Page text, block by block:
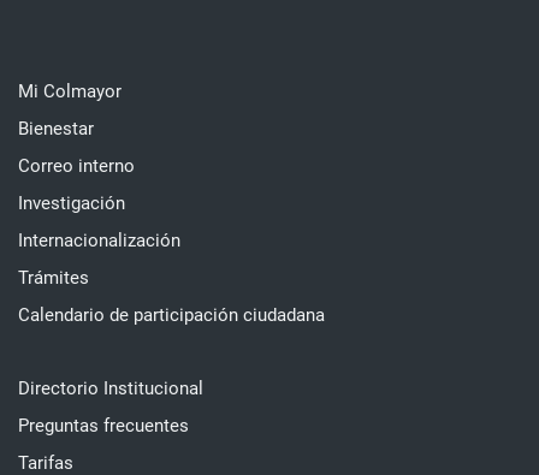
Mi Colmayor
Bienestar
Correo interno
Investigación
Internacionalización
Trámites
Calendario de participación ciudadana
Directorio Institucional
Preguntas frecuentes
Tarifas